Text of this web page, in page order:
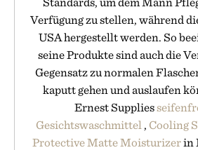
Verfügung zu stellen, während
USA hergestellt werden. So
seine Produkte sind auch die
Gegensatz zu normalen
kaputt gehen und auslaufen
Ernest Supplies
Gesichtswaschmittel , Cooling
Protective Matte Moisturizerin